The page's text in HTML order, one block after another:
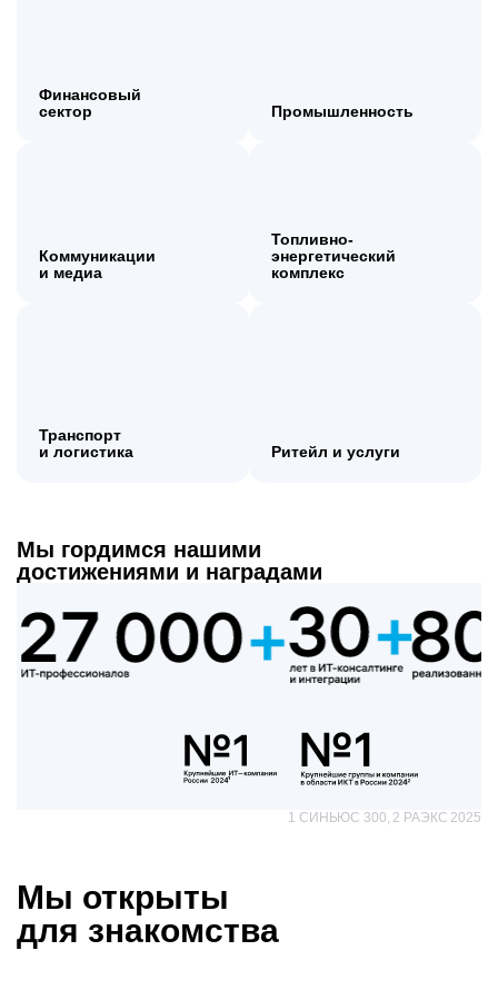
Финансовый
сектор
Промышленность
Коммуникации
и медиа
Топливно‑
энергетический
комплекс
Транспорт
и логистика
Ритейл и услуги
Мы гордимся нашими
достижениями и наградами
1 СИНЬЮС 300, 2 РАЭКС 2025
Мы открыты
для знакомства